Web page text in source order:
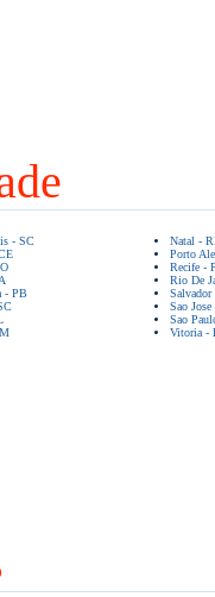
- SC
- PB
Natal -
Porto
Recife -
Rio De
Sao
Sao
Vitoria -